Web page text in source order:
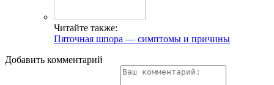
Читайте также:
Пяточная шпора — симптомы и причины
Добавить комментарий